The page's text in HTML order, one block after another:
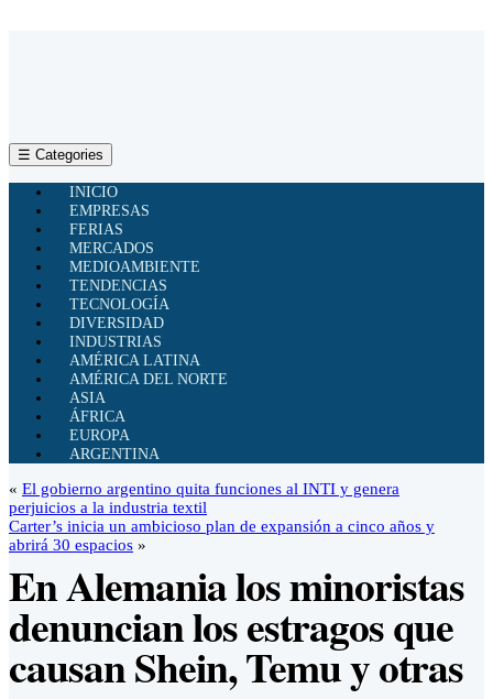
☰ Categories
INICIO
EMPRESAS
FERIAS
MERCADOS
MEDIOAMBIENTE
TENDENCIAS
TECNOLOGÍA
DIVERSIDAD
INDUSTRIAS
AMÉRICA LATINA
AMÉRICA DEL NORTE
ASIA
ÁFRICA
EUROPA
ARGENTINA
« El gobierno argentino quita funciones al INTI y genera
perjuicios a la industria textil
Carter’s inicia un ambicioso plan de expansión a cinco años y
abrirá 30 espacios »
En Alemania los minoristas
denuncian los estragos que
causan Shein, Temu y otras